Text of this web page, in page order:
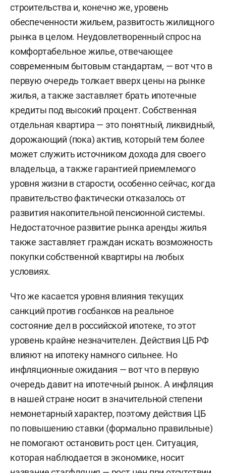
строительства и, конечно же, уровень
обеспеченности жильем, развитость жилищного
рынка в целом. Неудовлетворенный спрос на
комфортабельное жилье, отвечающее
современным бытовым стандартам, — вот что в
первую очередь толкает вверх цены на рынке
жилья, а также заставляет брать ипотечные
кредиты под высокий процент. Собственная
отдельная квартира — это понятный, ликвидный,
дорожающий (пока) актив, который тем более
может служить источником дохода для своего
владельца, а также гарантией приемлемого
уровня жизни в старости, особенно сейчас, когда
правительство фактически отказалось от
развития накопительной пенсионной системы.
Недостаточное развитие рынка аренды жилья
также заставляет граждан искать возможность
покупки собственной квартиры на любых
условиях.
Что же касается уровня влияния текущих
санкций против госбанков на реальное
состояние дел в российской ипотеке, то этот
уровень крайне незначителен. Действия ЦБ РФ
влияют на ипотеку намного сильнее. Но
инфляционные ожидания — вот что в первую
очередь давит на ипотечный рынок. А инфляция
в нашей стране носит в значительной степени
немонетарный характер, поэтому действия ЦБ
по повышению ставки (формально правильные)
не помогают остановить рост цен. Ситуация,
которая наблюдается в экономике, носит